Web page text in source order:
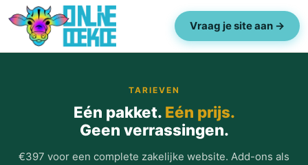
Vraag je site aan →
TARIEVEN
Eén pakket. Eén prijs.
Geen verrassingen.
€397 voor een complete zakelijke website. Add-ons als